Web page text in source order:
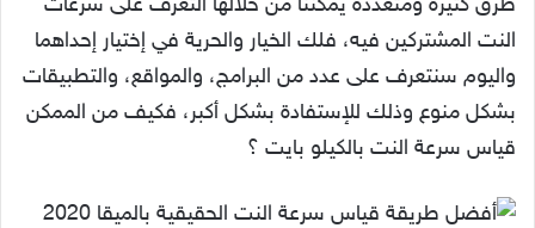
طرق كثيرة ومتعددة يمكننا من خلالها التعرف على سرعات
النت المشتركين فيه، فلك الخيار والحرية في إختيار إحداهما
واليوم سنتعرف على عدد من البرامج، والمواقع، والتطبيقات
بشكل منوع وذلك للإستفادة بشكل أكبر، فكيف من الممكن
قياس سرعة النت بالكيلو بايت ؟